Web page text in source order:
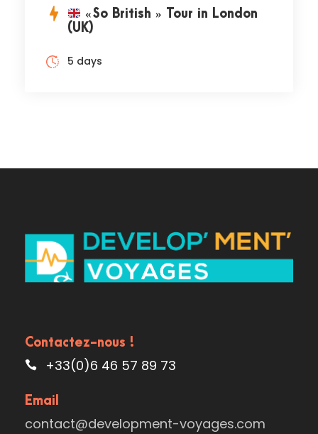
« So British » Tour in London
(UK)
5 days
Contactez-nous !
+33(0)6 46 57 89 73
Email
contact@development-voyages.com